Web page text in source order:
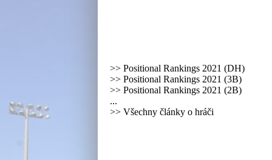
>> Positional Rankings 2021 (DH)
>> Positional Rankings 2021 (3B)
>> Positional Rankings 2021 (2B)
...
>> Všechny články o hráči